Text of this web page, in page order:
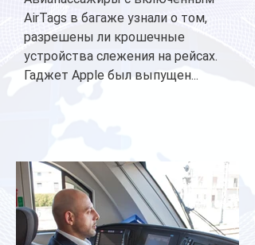
AirTags в багаже узнали о том,
разрешены ли крошечные
устройства слежения на рейсах.
Гаджет Apple был выпущен...